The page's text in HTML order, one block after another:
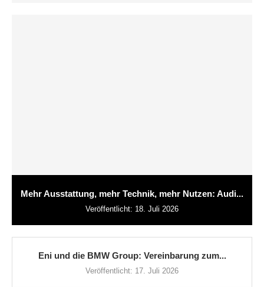
Mehr Ausstattung, mehr Technik, mehr Nutzen: Audi...
Veröffentlicht: 18. Juli 2026
Eni und die BMW Group: Vereinbarung zum...
Veröffentlicht: 17. Juli 2026